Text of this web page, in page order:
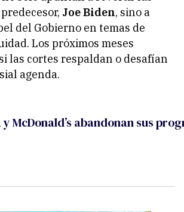
Joe Biden, sino a
del Gobierno en temas de
Los próximos meses
las cortes respaldan o desafían
agenda.
McDonald’s abandonan sus